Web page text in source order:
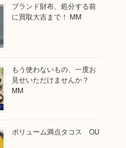
ブランド財布、処分する前
に買取大吉まで！ MM
もう使わないもの、一度お
見せいただけませんか？
MM
ボリューム満点タコス OU